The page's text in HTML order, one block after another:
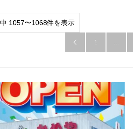
1057〜1068件を表示
 1 …